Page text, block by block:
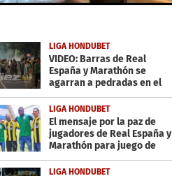
LIGA HONDUBET
VIDEO: Barras de Real
España y Marathón se
agarran a pedradas en el
'clásico por la paz'
LIGA HONDUBET
El mensaje por la paz de
jugadores de Real España y
Marathón para juego de
Copa Presidente
LIGA HONDUBET